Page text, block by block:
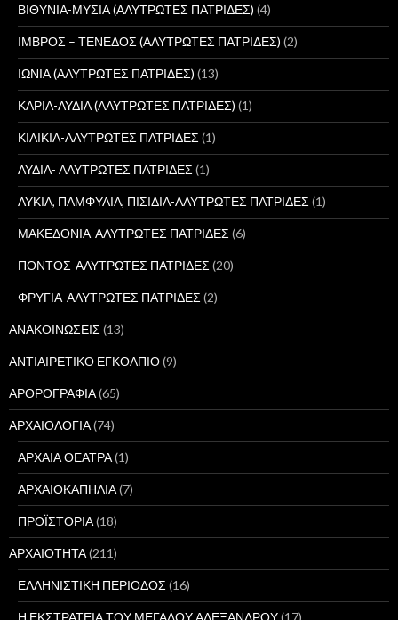
ΒΙΘΥΝΙΑ-ΜΥΣΙΑ (ΑΛΥΤΡΩΤΕΣ ΠΑΤΡΙΔΕΣ) (4)
ΙΜΒΡΟΣ – ΤΕΝΕΔΟΣ (ΑΛΥΤΡΩΤΕΣ ΠΑΤΡΙΔΕΣ) (2)
ΙΩΝΙΑ (ΑΛΥΤΡΩΤΕΣ ΠΑΤΡΙΔΕΣ) (13)
ΚΑΡΙΑ-ΛΥΔΙΑ (ΑΛΥΤΡΩΤΕΣ ΠΑΤΡΙΔΕΣ) (1)
ΚΙΛΙΚΙΑ-ΑΛΥΤΡΩΤΕΣ ΠΑΤΡΙΔΕΣ (1)
ΛΥΔΙΑ- ΑΛΥΤΡΩΤΕΣ ΠΑΤΡΙΔΕΣ (1)
ΛΥΚΙΑ, ΠΑΜΦΥΛΙΑ, ΠΙΣΙΔΙΑ-ΑΛΥΤΡΩΤΕΣ ΠΑΤΡΙΔΕΣ (1)
ΜΑΚΕΔΟΝΙΑ-ΑΛΥΤΡΩΤΕΣ ΠΑΤΡΙΔΕΣ (6)
ΠΟΝΤΟΣ-ΑΛΥΤΡΩΤΕΣ ΠΑΤΡΙΔΕΣ (20)
ΦΡΥΓΙΑ-ΑΛΥΤΡΩΤΕΣ ΠΑΤΡΙΔΕΣ (2)
ΑΝΑΚΟΙΝΩΣΕΙΣ (13)
ΑΝΤΙΑΙΡΕΤΙΚΟ ΕΓΚΟΛΠΙΟ(9)
ΑΡΘΡΟΓΡΑΦΙΑ(65)
ΑΡΧΑΙΟΛΟΓΙΑ(74)
ΑΡΧΑΙΑ ΘΕΑΤΡΑ(1)
ΑΡΧΑΙΟΚΑΠΗΛΙΑ(7)
ΠΡΟΪΣΤΟΡΙΑ(18)
ΑΡΧΑΙΟΤΗΤΑ(211)
ΕΛΛΗΝΙΣΤΙΚΗ ΠΕΡΙΟΔΟΣ (16)
Η ΕΚΣΤΡΑΤΕΙΑ ΤΟΥ ΜΕΓΑΛΟΥ ΑΛΕΞΑΝΔΡΟΥ(17)